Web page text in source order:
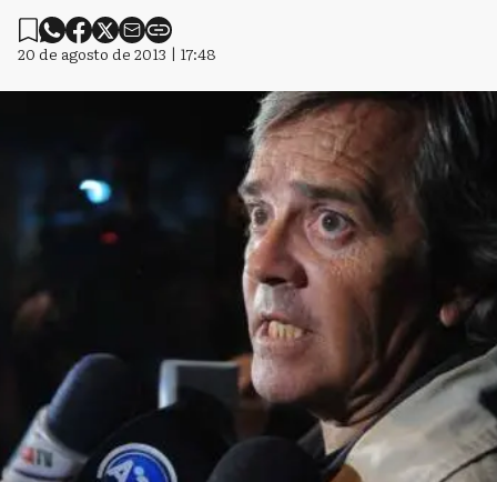
20 de agosto de 2013 | 17:48